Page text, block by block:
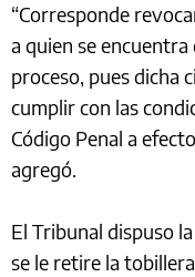
“Corresponde
a quien se
proceso, pues dicha
cumplir con las
Código Penal a
agregó.
El Tribunal dispuso
se le retire la